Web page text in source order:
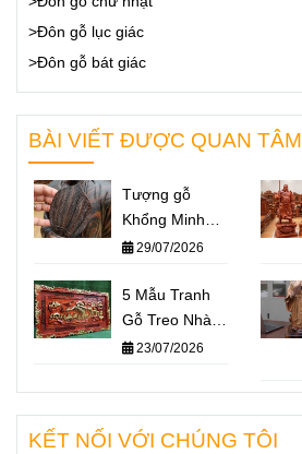
>Đôn gỗ lục giác
>Đôn gỗ bát giác
BÀI VIẾT ĐƯỢC QUAN TÂM
Tượng gỗ
Khổng Minh
giá bao nhiêu?
mẫu tượng
Khổng Minh
nổi bật nhất
29/07/2026
5 Mẫu Tranh
Gỗ Treo Nhà
Thờ Họ Ý
2026
23/07/2026
KẾT NỐI VỚI CHÚNG TÔI